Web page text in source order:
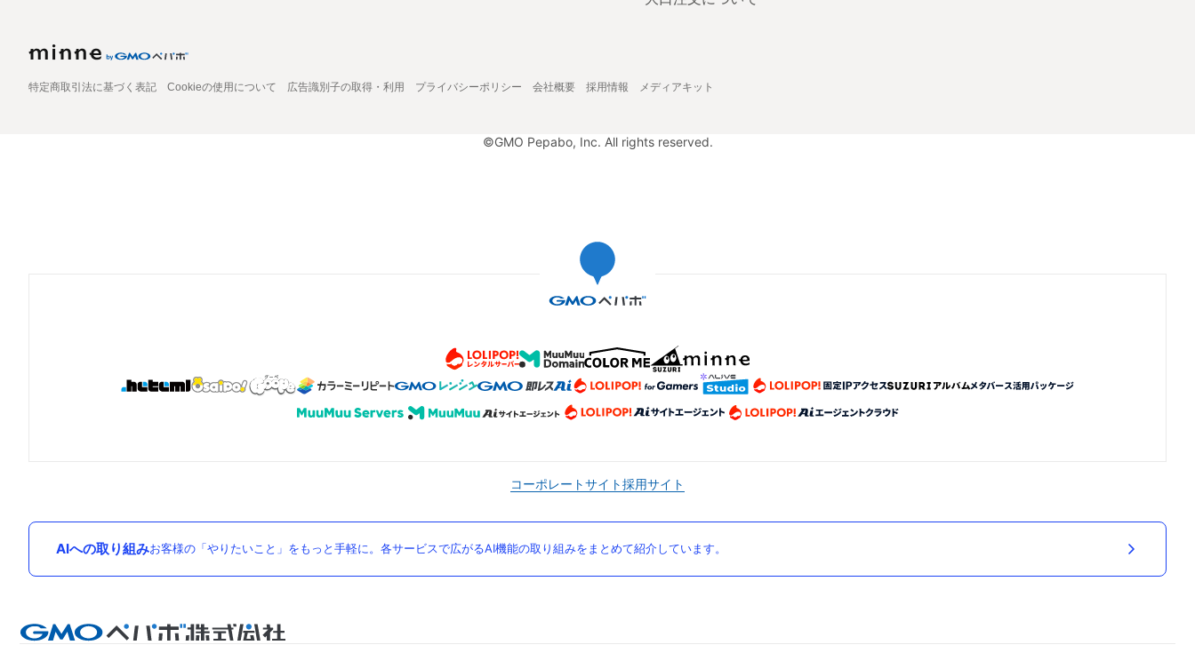
特定商取引法に基づく表記 Cookieの使用について 広告識別子の取得・利用 プライバシーポリシー 会社概要 採用情報 メディアキット
©GMO Pepabo, Inc. All rights reserved.
コーポレートサイト採用サイト
AIへの取り組みお客様の「やりたいこと」をもっと手軽に。各サービスで広がるAI機能の取り組みをまとめて紹介しています。